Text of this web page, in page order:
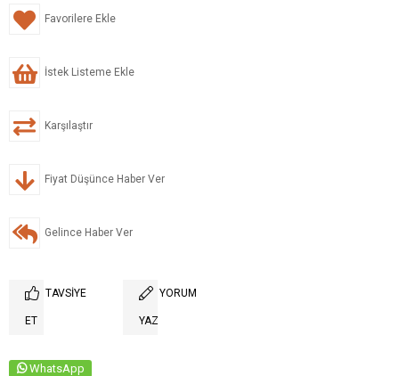
Favorilere Ekle
İstek Listeme Ekle
Karşılaştır
Fiyat Düşünce Haber Ver
Gelince Haber Ver
TAVSIYE
ET
YORUM
YAZ
WhatsApp